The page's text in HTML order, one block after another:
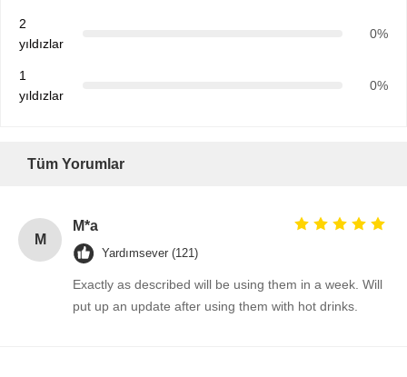
2
yıldızlar
0%
1
yıldızlar
0%
Tüm Yorumlar
M
M*a
Yardımsever (121)
Exactly as described will be using them in a week. Will
put up an update after using them with hot drinks.